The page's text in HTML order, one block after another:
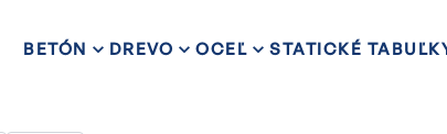
BETÓN DREVO OCEĽ STATICKÉ